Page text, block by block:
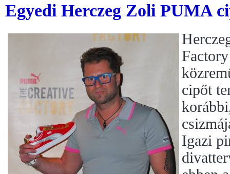
Egyedi Herczeg Zoli PUMA
cipőt
Igazi